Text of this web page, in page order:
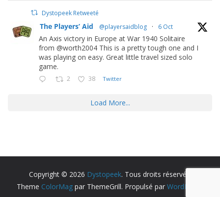
Dystopeek Retweeté
The Players’ Aid @playersaidblog · 6 Oct
An Axis victory in Europe at War 1940 Solitaire
from @worth2004 This is a pretty tough one and I
was playing on easy. Great little travel sized solo
game.
2 38 Twitter
Load More...
Copyright © 2026 Dystopeek. Tous droits réservés.
Theme ColorMag par ThemeGrill. Propulsé par WordPress